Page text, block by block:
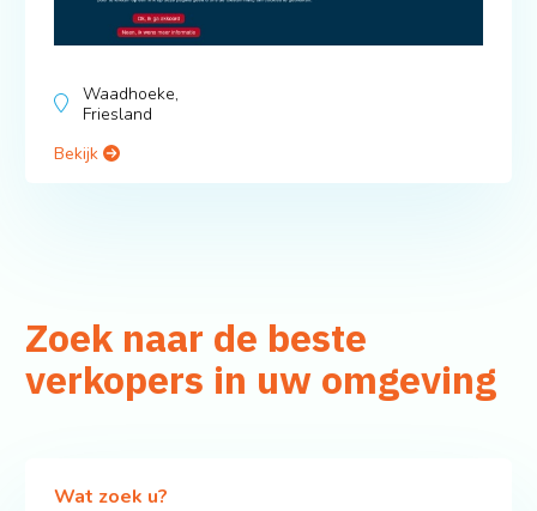
Waadhoeke,
Friesland
Bekijk
Zoek naar de beste
verkopers in uw omgeving
Wat zoek u?